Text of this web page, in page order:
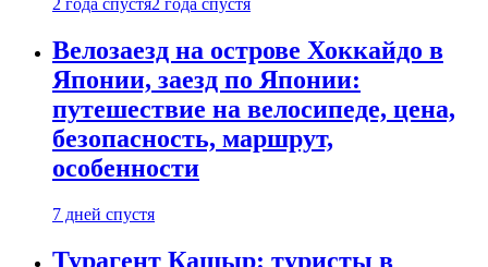
2 года спустя2 года спустя
Велозаезд на острове Хоккайдо в
Японии, заезд по Японии:
путешествие на велосипеде, цена,
безопасность, маршрут,
особенности
7 дней спустя
Турагент Кашыр: туристы в